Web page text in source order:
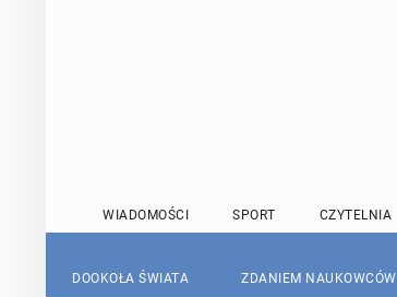
WIADOMOŚCI SPORT CZYTELNIA
DOOKOŁA ŚWIATA ZDANIEM NAUKOWCÓW